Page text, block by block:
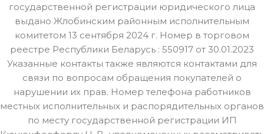
государственной регистрации юридического лица
выдано Жлобинским районным исполнительным
комитетом 13 сентября 2024 г. Номер в торговом
реестре Республики Беларусь : 550917 от 30.01.2023
Указанные контакты также являются контактами для
связи по вопросам обращения покупателей о
нарушении их прав. Номер телефона работников
местных исполнительных и распорядительных органов
по месту государственной регистрации ИП